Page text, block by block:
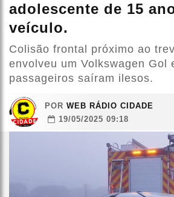
adolescente de 15
veículo.
Colisão frontal próximo ao
envolveu um Volkswagen Gol
passageiros saíram ilesos.
POR WEB RÁDIO CIDADE
19/05/2025 09:18